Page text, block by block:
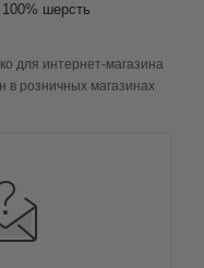
шерсть
для интернет-магазина
в розничных магазинах